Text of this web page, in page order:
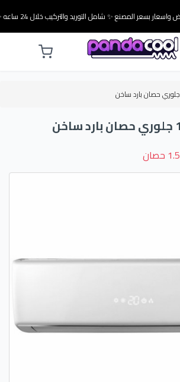
بسعر المصنع ✨ شامل التوريد والتركيب خلال 24 ساعه ✨